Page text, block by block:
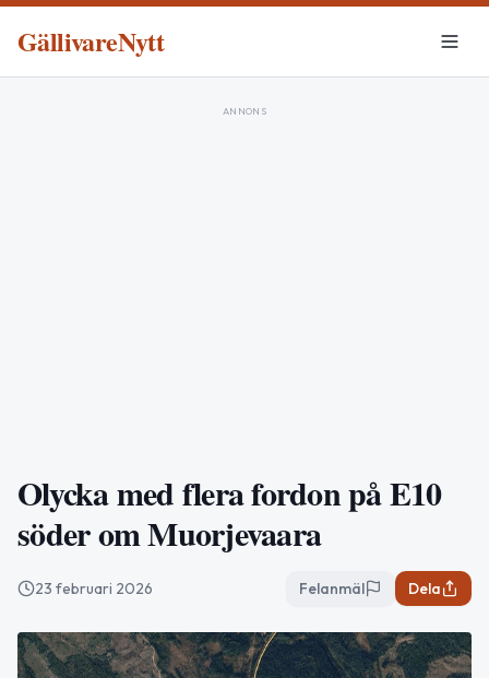
GällivareNytt
ANNONS
Olycka med flera fordon på E10
söder om Muorjevaara
23 februari 2026 Felanmäl Dela